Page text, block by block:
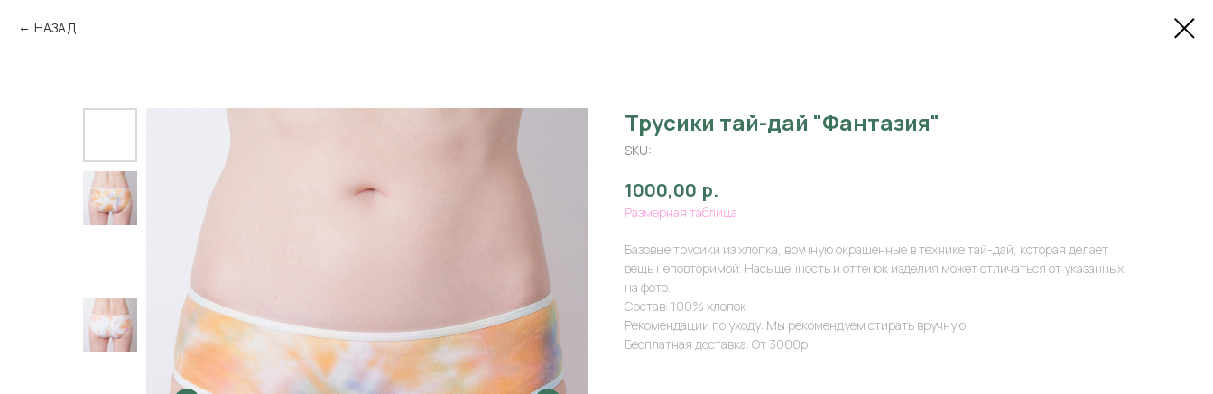
НАЗАД
Трусики тай-дай "Фантазия"
SKU:
1000,00 р.
Размерная таблица
Базовые трусики из хлопка, вручную окрашенные в технике тай-дай, которая делает
вещь неповторимой. Насыщенность и оттенок изделия может отличаться от указанных
на фото.
Состав: 100% хлопок
Рекомендации по уходу: Мы рекомендуем стирать вручную
Бесплатная доставка: От 3000р